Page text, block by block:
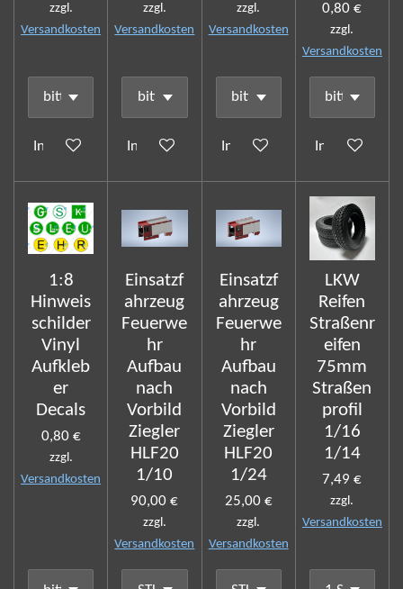
zzgl.
Versandkosten
In den Warenkorb
zzgl.
Versandkosten
In den Warenkorb
zzgl.
Versandkosten
In den Warenkorb
0,80 €
zzgl.
Versandkosten
In den
1:8
Hinweis
schilder
Vinyl
Aufkleb
er
Decals
0,80 €
zzgl.
Versandkosten
Einsatzf
ahrzeug
Feuerwe
hr
Aufbau
nach
Vorbild
Ziegler
HLF20
1/10
90,00 €
zzgl.
Versandkosten
Einsatzf
ahrzeug
Feuerwe
hr
Aufbau
nach
Vorbild
Ziegler
HLF20
1/24
25,00 €
zzgl.
Versandkosten
LKW
Reifen
Straßenr
eifen
75mm
Straßen
profil
1/16
1/14
7,49 €
zzgl.
Versandkosten